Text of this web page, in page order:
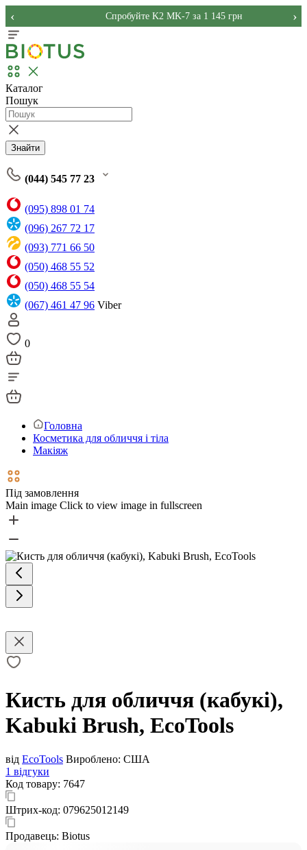
Спробуйте K2 MK-7 за 1 145 грн
‹ ›
Каталог
Пошук
Знайти
(044) 545 77 23
(095) 898 01 74
(096) 267 72 17
(093) 771 66 50
(050) 468 55 52
(050) 468 55 54
(067) 461 47 96 Viber
0
Головна
Косметика для обличчя і тіла
Макіяж
Під замовлення
Main image Click to view image in fullscreen
Кисть для обличчя (кабукі),
Kabuki Brush, EcoTools
від EcoTools Вироблено: США
1 відгуки
Код товару: 7647
Штрих-код: 079625012149
Продавець: Biotus